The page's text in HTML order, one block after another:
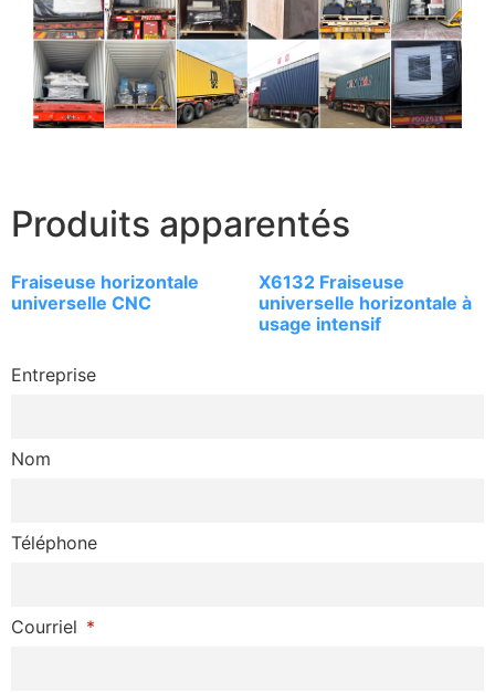
Produits apparentés
Fraiseuse horizontale
universelle CNC
X6132 Fraiseuse
universelle horizontale à
usage intensif
Entreprise
Nom
Téléphone
Courriel